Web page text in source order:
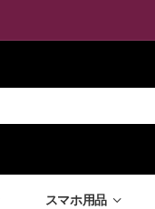
スマホ用品